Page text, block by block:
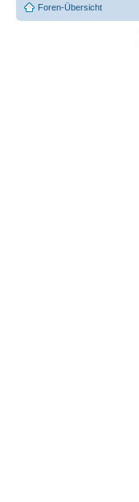
Foren-Übersicht